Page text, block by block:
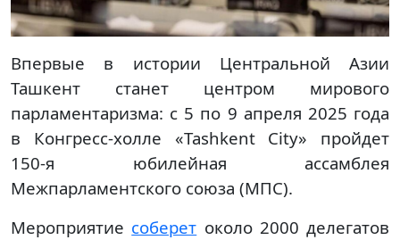
Впервые в истории Центральной Азии
Ташкент станет центром мирового
парламентаризма: с 5 по 9 апреля 2025 года
в Конгресс-холле «Tashkent City» пройдет
150-я юбилейная ассамблея
Межпарламентского союза (МПС).
Мероприятие соберет около 2000 делегатов